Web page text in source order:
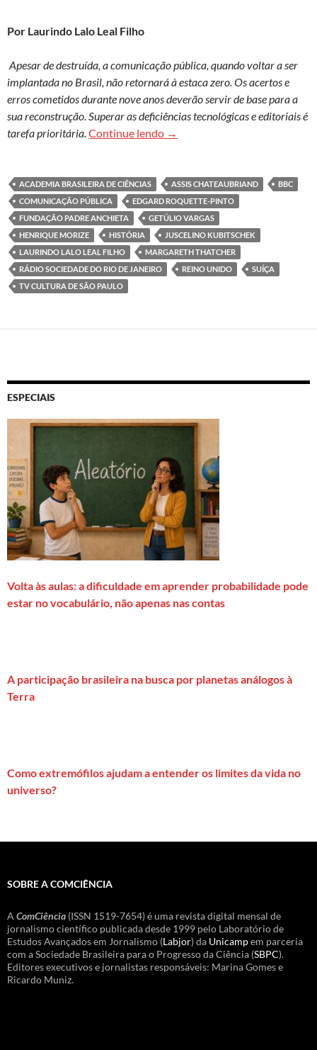
Por Laurindo Lalo Leal Filho
Apesar de destruída, a comunicação pública, quando voltar a ser
implantada no Brasil, não retornará à estaca zero. Os acertos e
erros cometidos durante nove anos deverão servir de base para a
sua reconstrução. Superar as deficiências tecnológicas e editoriais é
tarefa prioritária.Continue lendo O breve período da
→
ACADEMIA BRASILEIRA DE CIÊNCIAS ASSIS CHATEAUBRIAND
BBC
COMUNICAÇÃO PÚBLICA
EDGARD ROQUETTE-PINTO
FUNDAÇÃO PADRE ANCHIETA
GETÚLIO VARGAS
HENRIQUE MORIZE
HISTÓRIA
JUSCELINO KUBITSCHEK
LAURINDO LALO LEAL FILHO
MARGARETH THATCHER
RÁDIO SOCIEDADE DO RIO DE JANEIRO
REINO UNIDO
SUÍÇA
TV CULTURA DE SÃO PAULO
ESPECIAIS
Volta às aulas: a dificuldade em aprender probabilidade pode
estar no vocabulário, não apenas nas contas
A participação brasileira na busca por planetas análogos à
Terra
Como extremófilos ajudam a entender os limites da vida no
universo?
SOBRE A COMCIÊNCIA
A ComCiência (ISSN 1519-7654) é uma revista digital mensal de
jornalismo científico publicada desde 1999 pelo Laboratório de
Estudos Avançados em Jornalismo (Labjor) da Unicampem parceria
com a Sociedade Brasileira para o Progresso da Ciência (SBPC).
Editores executivos e jornalistas responsáveis: Marina Gomes e
Ricardo Muniz.